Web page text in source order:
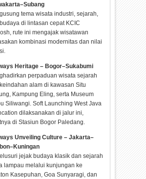
tema wisata industri, sejarah,
di lintasan cepat KCIC
rute ini mengajak wisatawan
kombinasi modernitas dan nilai
Heritage – Bogor–Sukabumi
perpaduan wisata sejarah
alam di kawasan Situ
Kampung Eling, serta Museum
Siliwangi. Soft Launching West Java
dilaksanakan di jalur ini,
di Stasiun Bogor Paledang.
Unveiling Culture – Jakarta–
jejak budaya klasik dan sejarah
lampau melalui kunjungan ke
Kasepuhan, Goa Sunyaragi, dan